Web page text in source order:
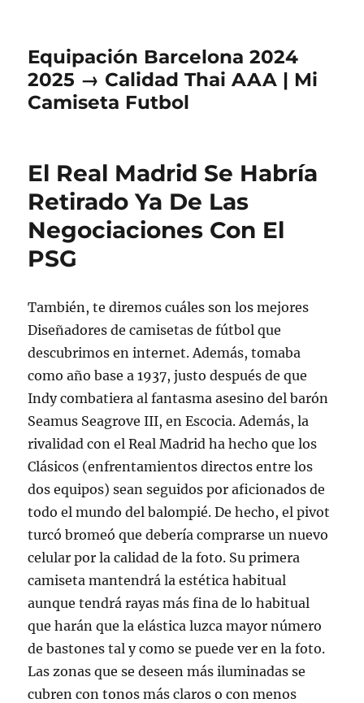
Equipación Barcelona 2024
2025 → Calidad Thai AAA | Mi
Camiseta Futbol
El Real Madrid Se Habría
Retirado Ya De Las
Negociaciones Con El
PSG
También, te diremos cuáles son los mejores
Diseñadores de camisetas de fútbol que
descubrimos en internet. Además, tomaba
como año base a 1937, justo después de que
Indy combatiera al fantasma asesino del barón
Seamus Seagrove III, en Escocia. Además, la
rivalidad con el Real Madrid ha hecho que los
Clásicos (enfrentamientos directos entre los
dos equipos) sean seguidos por aficionados de
todo el mundo del balompié. De hecho, el pivot
turcó bromeó que debería comprarse un nuevo
celular por la calidad de la foto. Su primera
camiseta mantendrá la estética habitual
aunque tendrá rayas más fina de lo habitual
que harán que la elástica luzca mayor número
de bastones tal y como se puede ver en la foto.
Las zonas que se deseen más iluminadas se
cubren con tonos más claros o con menos